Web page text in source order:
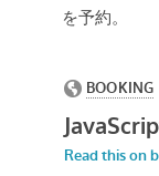
を予約。